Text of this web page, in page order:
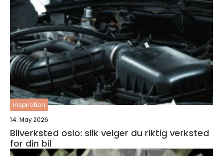
inspiration
14. May 2026
Bilverksted oslo: slik velger du riktig verksted
for din bil